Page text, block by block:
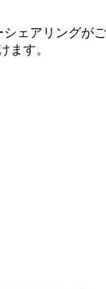
ェアリングが
ます。